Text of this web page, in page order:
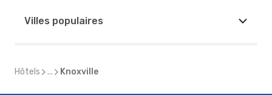
Villes populaires
Hôtels ... Knoxville